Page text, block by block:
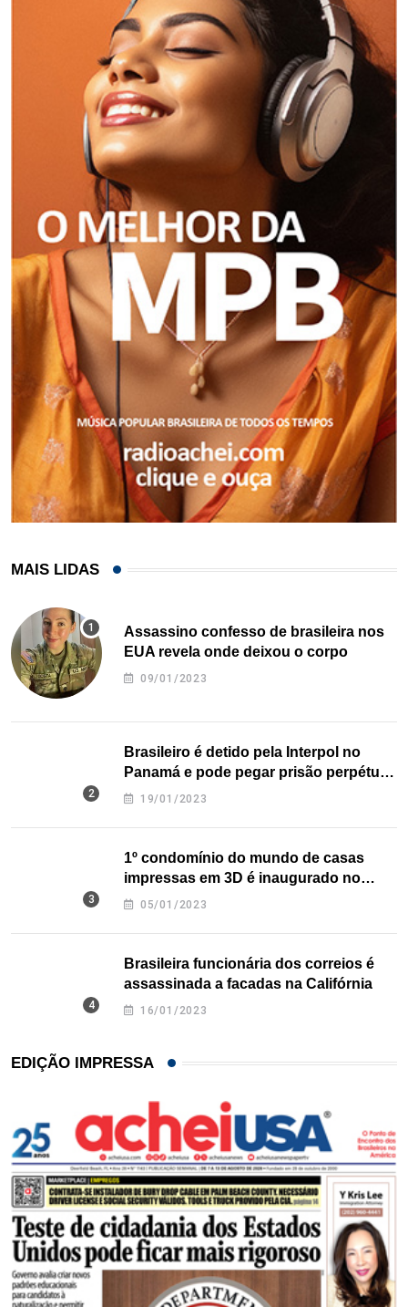
MAIS LIDAS
Assassino confesso de brasileira nos
EUA revela onde deixou o corpo
09/01/2023
Brasileiro é detido pela Interpol no
Panamá e pode pegar prisão perpétua
nos EUA
19/01/2023
1º condomínio do mundo de casas
impressas em 3D é inaugurado no
Texas
05/01/2023
Brasileira funcionária dos correios é
assassinada a facadas na Califórnia
16/01/2023
EDIÇÃO IMPRESSA